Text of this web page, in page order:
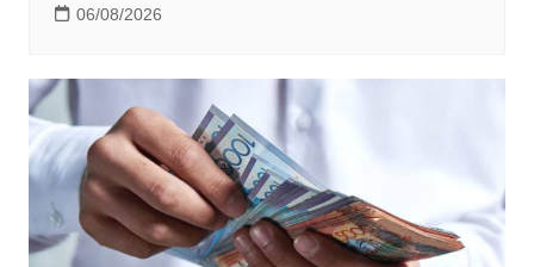
06/08/2026